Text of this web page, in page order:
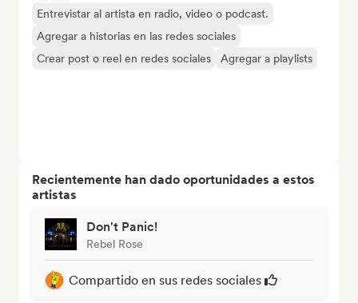
Entrevistar al artista en radio, video o podcast.
Agregar a historias en las redes sociales
Crear post o reel en redes sociales
Agregar a playlists
Recientemente han dado oportunidades a estos
artistas
Don't Panic!
Rebel Rose
Compartido en sus redes sociales